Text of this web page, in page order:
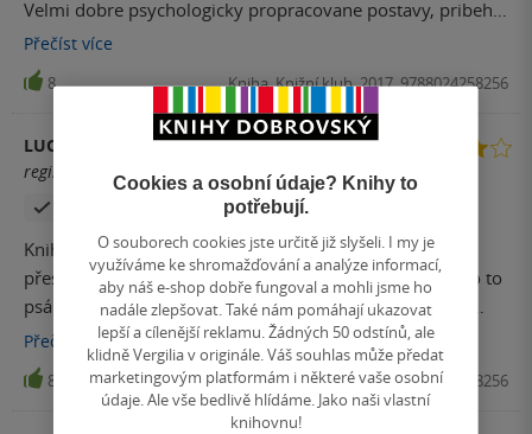
Velmi dobre psychologicky propracovane postavy, pribeh
je uzasny i styl vypraveni. Preskakovani mezi minulosti a
soucasnosti je velmi citlivy a nenasilny, plynule vypraveni
prejde ve vzpominky. Je to romanticky pribeh o temnych
vecech. Moc se mi libi jak je pribeh vyobrazen, nehodnoti,
neodsuzuje. Pribeh o vine, trestu a odpusteni - ktera vsak v
pribehu chybi. V pribehu chybi odpusteni, ale presto bych
rekl ze pribeh je prave o odpusteni, o tom ze odpusteni je
dulezitejsi nez trest.
Přečíst více
8 Kniha, Knižní klub, 2017, 9788024258256
LUCIE L.
registrovaný uživatel
Kniha nebyla špatná ale velký problém mi dělalo to
přeskakování z minulosti do současnosti a naopak. Bylo to
psáno dohromady, žádné upozornění v kterém čase se
zrovna nacházíme a to mě poněkud mátlo. Asi bych si tu
knihu vychutnala více kdyby byla psána trochu přehledněji.
Ale i přesto mě kniha bavila a zajímalo mě rozuzlení
Přečíst více
8 Kniha, Knižní klub, 2017, 9788024258256
Cookies a osobní údaje? Knihy to
potřebují.
O souborech cookies jste určitě již slyšeli. I my je
využíváme ke shromažďování a analýze informací,
aby náš e-shop dobře fungoval a mohli jsme ho
nadále zlepšovat. Také nám pomáhají ukazovat
lepší a cílenější reklamu. Žádných 50 odstínů, ale
klidně Vergilia v originále. Váš souhlas může předat
marketingovým platformám i některé vaše osobní
údaje. Ale vše bedlivě hlídáme. Jako naši vlastní
knihovnu!